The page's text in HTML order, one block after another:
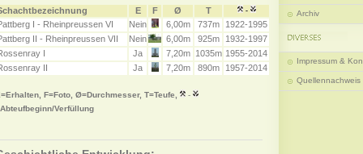
E F Ø T -
I - Rheinpreussen VI Nein 6,00m 737m
1922-1995
II - Rheinpreussen VII
Nein 6,00m 925m
1932-1997
I
Ja 7,20m 1035m 1955-2014
II
Ja 7,20m 890m 1957-2014
F=Foto, Ø=Durchmesser, T=Teufe,
-
Verfüllung
Archiv
Impressum &
Quellennachweis